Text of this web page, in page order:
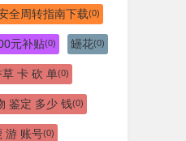
全周转指南下载(0)
元补贴(0) 罎花(0)
草 卡 砍 单(0)
鉴定 多少 钱(0)
游 账号(0)